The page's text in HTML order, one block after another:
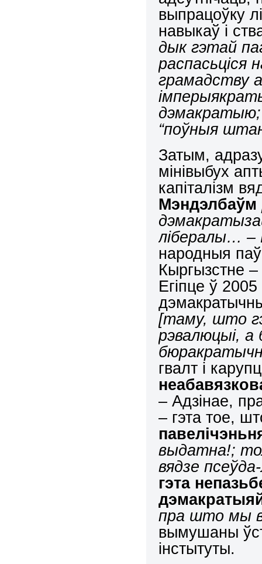
выпрацоўку
навыкаў і
дык гэтай
распасьціся
грамадству
дэмакратыю;
“поўныя
Затым,
мінівыбух
капіталізм
Мэндэлбаўм
лібералы… –
народныя
Кыргызстне
Егіпце ў
[таму, што
рэвалюцыі, а
гвалт і
– Адзінае,
– гэта тое,
выдатна!;
вядзе
гэта
пра што мы
вымушаны
інстытуты.